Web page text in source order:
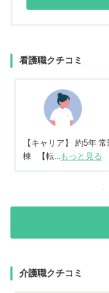
看護職クチコミ
【キャリア】 約5年
棟 【転...
もっと見る
介護職クチコミ